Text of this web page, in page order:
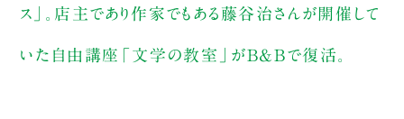
ス」。店主であり作家でもある藤谷治さんが開催して
いた自由講座「文学の教室」がB&Bで復活。